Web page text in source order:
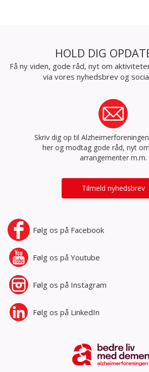
HOLD DIG
Få ny viden, gode råd, nyt om
via vores nyhedsbrev og
Skriv dig op til
her og modtag gode råd, nyt
arrangementer m.m.
Tilmeld nyhedsbrev
Følg os på Facebook
Følg os på Youtube
Følg os på Instagram
Følg os på LinkedIn